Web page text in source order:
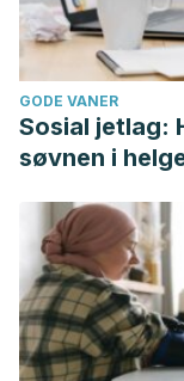
GODE VANER
Sosial jetlag:
søvnen i